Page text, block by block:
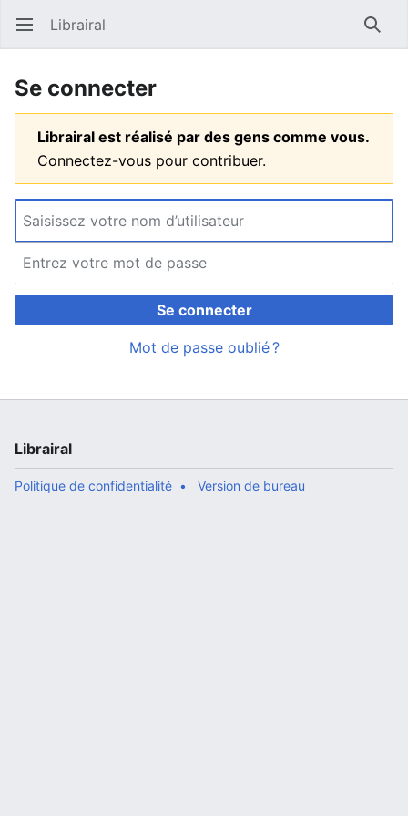
Ouvrir le menu principal Librairal
Se connecter
Librairal est réalisé par des gens comme vous.
Connectez-vous pour contribuer.
Se connecter
Mot de passe oublié ?
Librairal
Politique de confidentialité Version de bureau